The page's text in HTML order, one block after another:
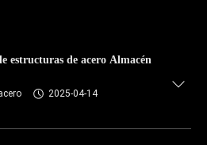
estructuras de acero Almacén
2025-04-14